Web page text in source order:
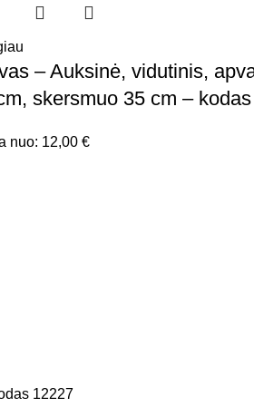
– Auksinė, vidutinis,
skersmuo 35 cm –
nuo: 12,00 €